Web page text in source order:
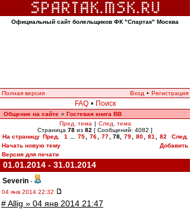
Официальный сайт болельщиков ФК "Спартак" Москва
Полная версия Вход • Регистрация
FAQ • Поиск
Общение на сайте » Гостевая книга ВВ
Пред. тема | След. тема
Страница 78 из 82 [ Сообщений: 4082 ]
На страницу Пред. 1 75 76 77 78, 79 80 81 82
След.
Начать новую тему
Добавить
Версия для печати
01.01.2014 - 31.01.2014
Severin -
04 янв 2014 22:32
# Allig » 04 янв 2014 21:47